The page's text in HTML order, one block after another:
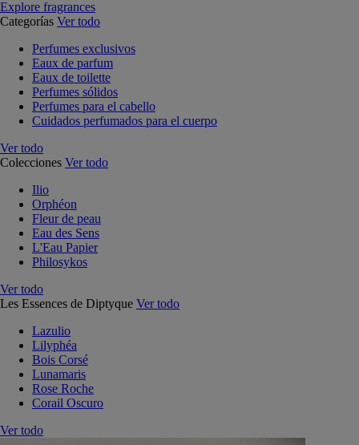
Explore fragrances
Categorías Ver todo
Perfumes exclusivos
Eaux de parfum
Eaux de toilette
Perfumes sólidos
Perfumes para el cabello
Cuidados perfumados para el cuerpo
Ver todo
Colecciones Ver todo
Ilio
Orphéon
Fleur de peau
Eau des Sens
L'Eau Papier
Philosykos
Ver todo
Les Essences de Diptyque Ver todo
Lazulio
Lilyphéa
Bois Corsé
Lunamaris
Rose Roche
Corail Oscuro
Ver todo